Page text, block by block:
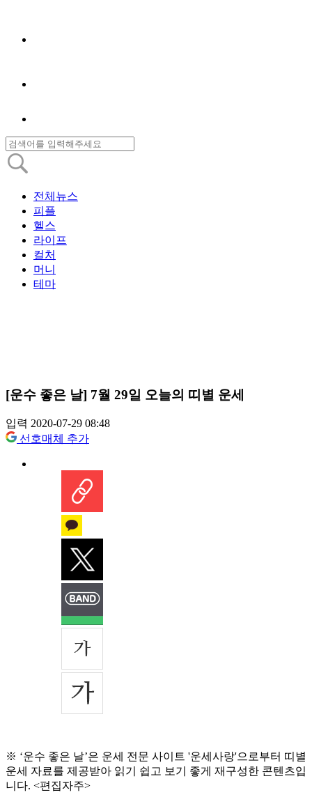
전체뉴스
피플
헬스
라이프
컬처
머니
테마
[운수 좋은 날] 7월 29일 오늘의 띠별 운세
입력 2020-07-29 08:48
선호매체 추가
※ ‘운수 좋은 날’은 운세 전문 사이트 '운세사랑'으로부터 띠별
운세 자료를 제공받아 읽기 쉽고 보기 좋게 재구성한 콘텐츠입
니다. <편집자주>